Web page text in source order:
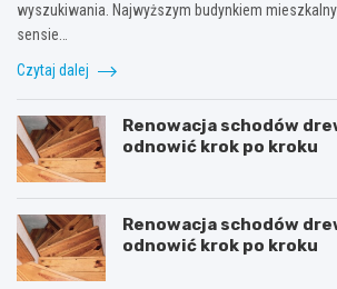
wyszukiwania. Najwyższym budynkiem
sensie…
Czytaj dalej
Renowacja schodów
odnowić krok po kroku
Renowacja schodów
odnowić krok po kroku